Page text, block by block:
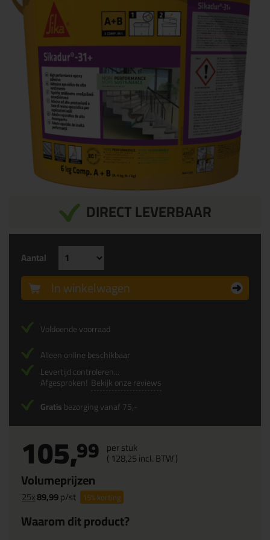
DIRECT LEVERBAAR
105,99 per stuk
( 128,25incl. BTW )
Volumeprijzen
25x89,99p/st 15%korting
Waarom dit product?
Aantal
In winkelwagen
Voldoende voorraad
Alleen online beschikbaar
Levertijd controleren...
Afgesproken! Bekijk onze reviews
Gratisbezorging vanaf 75,-